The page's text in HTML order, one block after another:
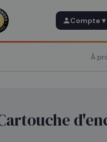
Compte ▾
À